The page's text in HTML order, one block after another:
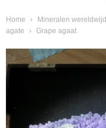
Home › Mineralen wereldwijd
agate
› Grape agaat